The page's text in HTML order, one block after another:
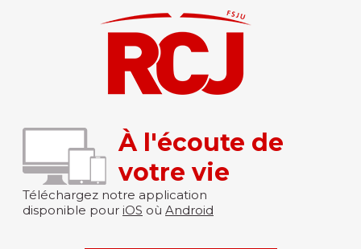
À l'écoute de
votre vie
Téléchargez notre application
disponible pour iOS où Android